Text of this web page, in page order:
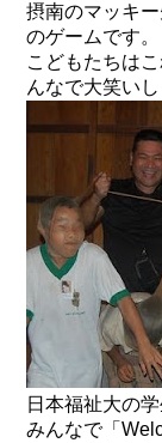
摂南のマッキ
のゲームです。
こどもたちは
んなで大笑いし
日本福祉大の
みんなで「